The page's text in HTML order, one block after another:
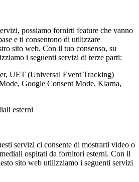
possiamo fornirti feature che vanno
e ti consentono di utilizzare
sito web. Con il tuo consenso, su
i seguenti servizi di terze parti:
UET (Universal Event Tracking)
Google Consent Mode, Klarna,
esterni
servizi ci consente di mostrarti video o
ospitati da fornitori esterni. Con il
sito web utilizziamo i seguenti servizi